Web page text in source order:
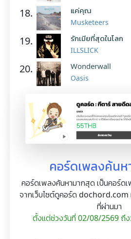
18. แค่คุณ
Musketeers
19. รักเมียที่สุดในโลก
ILLSLICK
20. Wonderwall
Oasis
คอร์ดเพลงค้นห
คอร์ดเพลงค้นหามากสุด เป็นคอร์ด
จากเว็บไซต์ดูคอร์ด dochord.com
ที่ผ่านมา
ตั้งแต่ช่วงวันที่ 02/08/2569 ถึ